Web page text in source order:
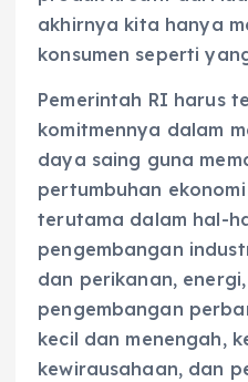
akhirnya kita hanya
konsumen seperti
Pemerintah RI harus
komitmennya dalam
daya saing guna
pertumbuhan
terutama dalam hal-
pengembangan
dan perikanan,
pengembangan
kecil dan menengah,
kewirausahaan, dan